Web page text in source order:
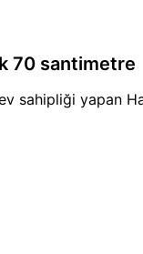
70 santimetre
sahipliği yapan